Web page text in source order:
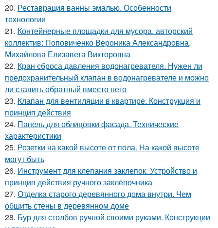
20. Реставрация ванны эмалью. Особенности
технологии
21. Контейнерные площадки для мусора. авторский
коллектив: Поповиченко Вероника Александровна,
Михайлова Елизавета Викторовна
22. Кран сброса давления водонагревателя. Нужен ли
предохранительный клапан в водонагревателе и можно
ли ставить обратный вместо него
23. Клапан для вентиляции в квартире. Конструкция и
принцип действия
24. Панель для облицовки фасада. Технические
характеристики
25. Розетки на какой высоте от пола. На какой высоте
могут быть
26. Инструмент для клепания заклепок. Устройство и
принцип действия ручного заклёпочника
27. Отделка старого деревянного дома внутри. Чем
обшить стены в деревянном доме
28. Бур для столбов ручной своими руками. Конструкции